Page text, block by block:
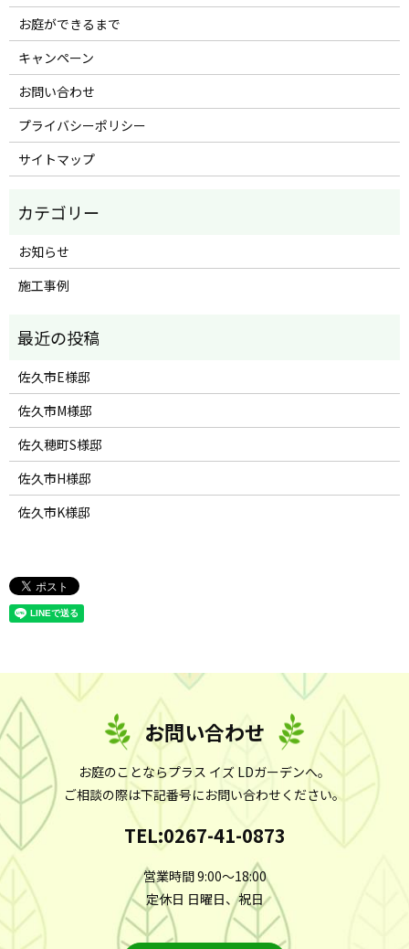
お庭ができるまで
キャンペーン
お問い合わせ
プライバシーポリシー
サイトマップ
お知らせ
施工事例
佐久市E様邸
佐久市M様邸
佐久穂町S様邸
佐久市H様邸
佐久市K様邸
お問い合わせ
お庭のことならプラス イズ LDガーデンへ。
ご相談の際は下記番号にお問い合わせください。
TEL:0267-41-0873
営業時間 9:00～18:00
定休日 日曜日、祝日